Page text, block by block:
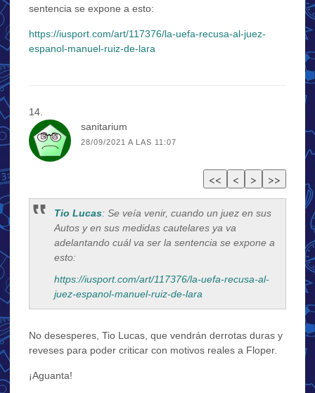
sentencia se expone a esto:
https://iusport.com/art/117376/la-uefa-recusa-al-juez-
espanol-manuel-ruiz-de-lara
sanitarium
28/09/2021 A LAS 11:07
Tio Lucas: Se veía venir, cuando un juez en sus
Autos y en sus medidas cautelares ya va
adelantando cuál va ser la sentencia se expone a
esto:
https://iusport.com/art/117376/la-uefa-recusa-al-
juez-espanol-manuel-ruiz-de-lara
No desesperes, Tio Lucas, que vendrán derrotas duras y
reveses para poder criticar con motivos reales a Floper.
¡Aguanta!